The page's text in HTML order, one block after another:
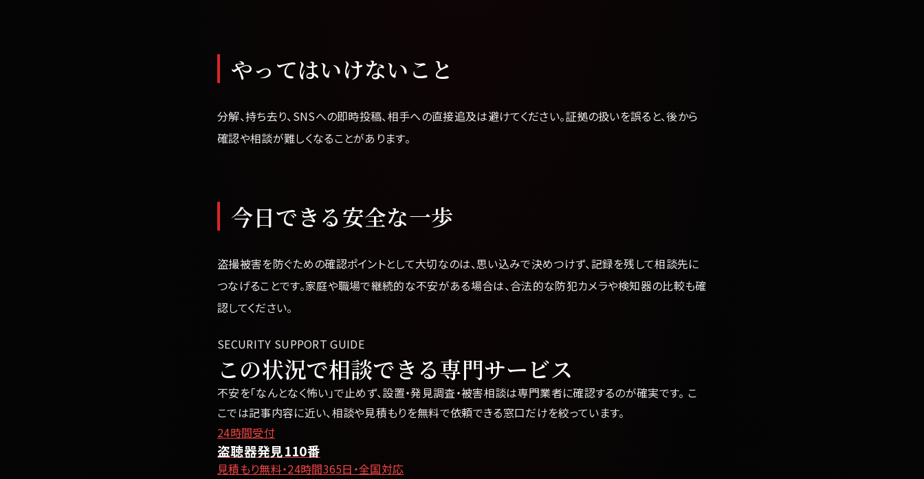
やってはいけないこと
分解、持ち去り、SNSへの即時投稿、相手への直接追及は避けてください。証拠の扱いを誤ると、後から
確認や相談が難しくなることがあります。
今日できる安全な一歩
盗撮被害を防ぐための確認ポイントとして大切なのは、思い込みで決めつけず、記録を残して相談先に
つなげることです。家庭や職場で継続的な不安がある場合は、合法的な防犯カメラや検知器の比較も確
認してください。
SECURITY SUPPORT GUIDE
この状況で相談できる専門サービス
不安を「なんとなく怖い」で止めず、設置・発見調査・被害相談は専門業者に確認するのが確実です。 こ
こでは記事内容に近い、相談や見積もりを無料で依頼できる窓口だけを絞っています。
24時間受付
盗聴器発見110番
見積もり無料・24時間365日・全国対応